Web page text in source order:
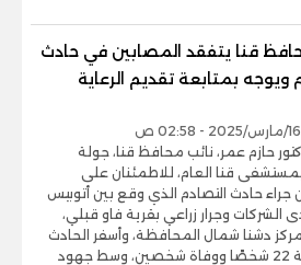
قنا يتفقد المصابين في حادث
ويوجه بمتابعة تقديم الرعاية
حازم عمر، نائب محافظ قنا، جولة
قنا العام، للاطمئنان على
جراء حادث التصادم الذي وقع بين أتوبيس
الشركات وجرار زراعي بقرية فاو قبلي،
دشنا شمال المحافظة، وأسفر الحادث
عن إصابة 22 شخصًا ووفاة شخصين، وسط جهود